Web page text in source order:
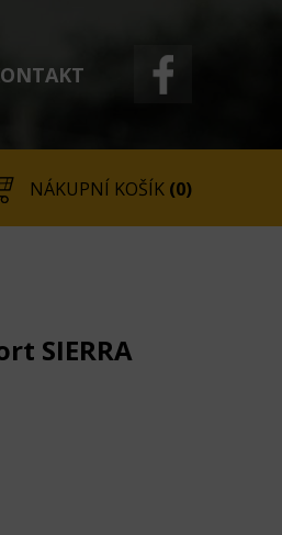
NÁKUPNÍ KOŠÍK (0)
SIERRA